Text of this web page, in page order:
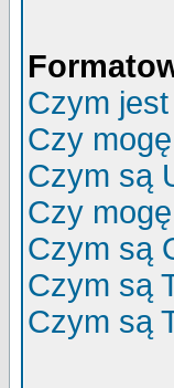
Czym
Czy
Czym są
Czy
Czym są
Czym są
Czym są